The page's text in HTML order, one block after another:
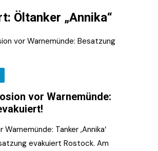
Öltanker „Annika“
vor Warnemünde:
Tanker ‚Annika‘
evakuiert Rostock. Am